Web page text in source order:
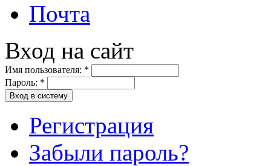
Почта
Вход на сайт
Имя пользователя: *
Пароль: *
Вход в систему
Регистрация
Забыли пароль?